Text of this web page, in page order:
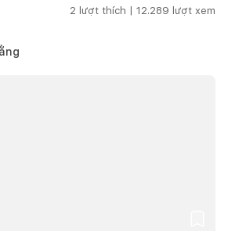
2 lượt thích | 12.289 lượt xem